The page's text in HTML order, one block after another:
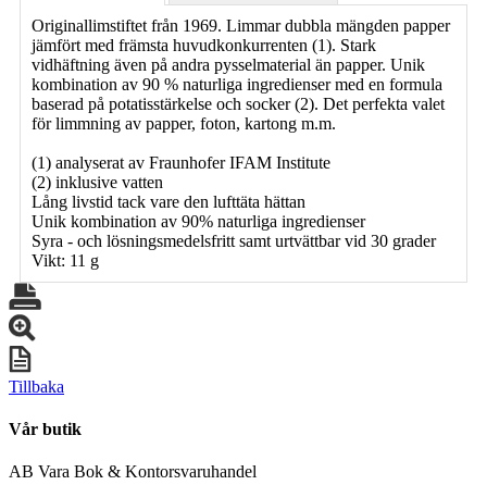
Originallimstiftet från 1969. Limmar dubbla mängden papper
jämfört med främsta huvudkonkurrenten (1). Stark
vidhäftning även på andra pysselmaterial än papper. Unik
kombination av 90 % naturliga ingredienser med en formula
baserad på potatisstärkelse och socker (2). Det perfekta valet
för limmning av papper, foton, kartong m.m.
(1) analyserat av Fraunhofer IFAM Institute
(2) inklusive vatten
Lång livstid tack vare den lufttäta hättan
Unik kombination av 90% naturliga ingredienser
Syra - och lösningsmedelsfritt samt urtvättbar vid 30 grader
Vikt: 11 g
Tillbaka
Vår butik
AB Vara Bok & Kontorsvaruhandel